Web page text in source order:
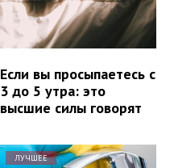
Если вы просыпаетесь с
3 до 5 утра: это
высшие силы говорят
ЛУЧШЕЕ